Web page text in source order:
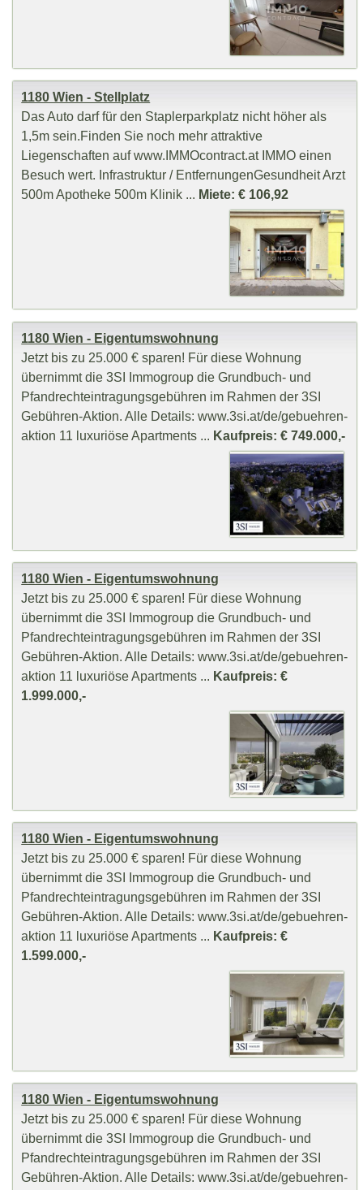
1180 Wien - Stellplatz
Das Auto darf für den Staplerparkplatz nicht höher als
1,5m sein.Finden Sie noch mehr attraktive
Liegenschaften auf www.IMMOcontract.at IMMO einen
Besuch wert. Infrastruktur / EntfernungenGesundheit Arzt
500m Apotheke 500m Klinik ... Miete: € 106,92
1180 Wien - Eigentumswohnung
Jetzt bis zu 25.000 € sparen! Für diese Wohnung
übernimmt die 3SI Immogroup die Grundbuch- und
Pfandrechteintragungsgebühren im Rahmen der 3SI
Gebühren-Aktion. Alle Details: www.3si.at/de/gebuehren-
aktion 11 luxuriöse Apartments ... Kaufpreis: € 749.000,-
1180 Wien - Eigentumswohnung
Jetzt bis zu 25.000 € sparen! Für diese Wohnung
übernimmt die 3SI Immogroup die Grundbuch- und
Pfandrechteintragungsgebühren im Rahmen der 3SI
Gebühren-Aktion. Alle Details: www.3si.at/de/gebuehren-
aktion 11 luxuriöse Apartments ... Kaufpreis: €
1.999.000,-
1180 Wien - Eigentumswohnung
Jetzt bis zu 25.000 € sparen! Für diese Wohnung
übernimmt die 3SI Immogroup die Grundbuch- und
Pfandrechteintragungsgebühren im Rahmen der 3SI
Gebühren-Aktion. Alle Details: www.3si.at/de/gebuehren-
aktion 11 luxuriöse Apartments ... Kaufpreis: €
1.599.000,-
1180 Wien - Eigentumswohnung
Jetzt bis zu 25.000 € sparen! Für diese Wohnung
übernimmt die 3SI Immogroup die Grundbuch- und
Pfandrechteintragungsgebühren im Rahmen der 3SI
Gebühren-Aktion. Alle Details: www.3si.at/de/gebuehren-